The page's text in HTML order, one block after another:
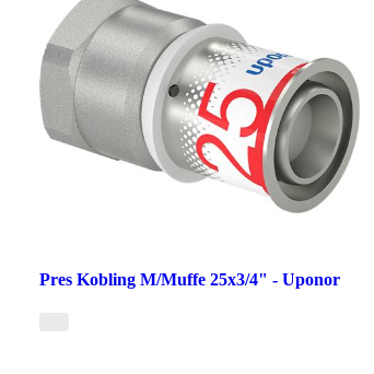
Pres Kobling M/Muffe 25x3/4" - Uponor